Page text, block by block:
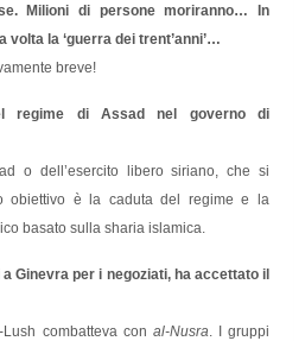
Milioni di persone moriranno… In
volta la ‘guerra dei trent’anni’…
breve!
regime di Assad nel governo di
o dell’esercito libero siriano, che si
obiettivo è la caduta del regime e la
basato sulla sharia islamica.
Ginevra per i negoziati, ha accettato il
combatteva con al-Nusra . I gruppi